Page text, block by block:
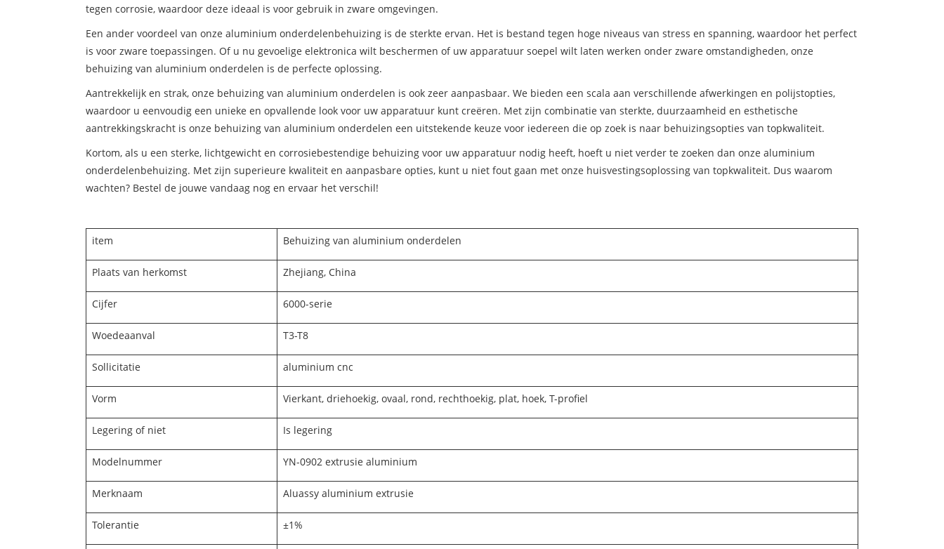
tegen corrosie, waardoor deze ideaal is voor gebruik in zware omgevingen.
Een ander voordeel van onze aluminium onderdelenbehuizing is de sterkte ervan. Het is bestand tegen hoge niveaus van stress en spanning, waardoor het perfect
is voor zware toepassingen. Of u nu gevoelige elektronica wilt beschermen of uw apparatuur soepel wilt laten werken onder zware omstandigheden, onze
behuizing van aluminium onderdelen is de perfecte oplossing.
Aantrekkelijk en strak, onze behuizing van aluminium onderdelen is ook zeer aanpasbaar. We bieden een scala aan verschillende afwerkingen en polijstopties,
waardoor u eenvoudig een unieke en opvallende look voor uw apparatuur kunt creëren. Met zijn combinatie van sterkte, duurzaamheid en esthetische
aantrekkingskracht is onze behuizing van aluminium onderdelen een uitstekende keuze voor iedereen die op zoek is naar behuizingsopties van topkwaliteit.
Kortom, als u een sterke, lichtgewicht en corrosiebestendige behuizing voor uw apparatuur nodig heeft, hoeft u niet verder te zoeken dan onze aluminium
onderdelenbehuizing. Met zijn superieure kwaliteit en aanpasbare opties, kunt u niet fout gaan met onze huisvestingsoplossing van topkwaliteit. Dus waarom
wachten? Bestel de jouwe vandaag nog en ervaar het verschil!
item Behuizing van aluminium onderdelen
Plaats van herkomst Zhejiang, China
Cijfer 6000-serie
Woedeaanval T3-T8
Sollicitatie aluminium cnc
Vorm Vierkant, driehoekig, ovaal, rond, rechthoekig, plat, hoek, T-profiel
Legering of niet Is legering
Modelnummer YN-0902 extrusie aluminium
Merknaam Aluassy aluminium extrusie
Tolerantie ±1%